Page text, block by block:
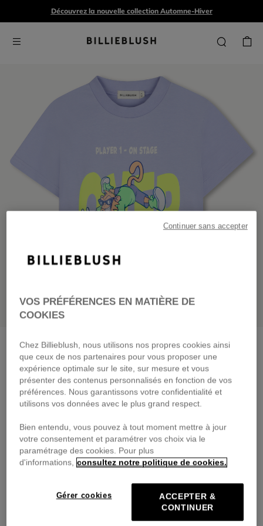
Découvrez la nouvelle collection Automne-Hiver
Tee-shirt manches courtesangel blue
dès 29,00 €
Payez en 4 fois sans frais avec
🔒Paiement sécurisé & retours faciles
DESCRIPTION
COMPOSITION
VOS PRÉFÉRENCES EN MATIÈRE DE
COOKIES
Chez Billieblush, nous utilisons nos propres cookies ainsi
que ceux de nos partenaires pour vous proposer une
expérience optimale sur le site, sur mesure et vous
présenter des contenus personnalisés en fonction de vos
préférences. Nous garantissons votre confidentialité et
utilisons vos données avec le plus grand respect.
Bien entendu, vous pouvez à tout moment mettre à jour
votre consentement et paramétrer vos choix via le
paramétrage des cookies. Pour plus
d'informations, consultez notre politique de cookies.
Gérer cookies
ACCEPTER &
CONTINUER
Continuer sans accepter